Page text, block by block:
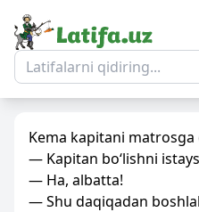
Kema kapitani matrosga
— Kapitan bo‘lishni
— Ha, albatta!
— Shu daqiqadan